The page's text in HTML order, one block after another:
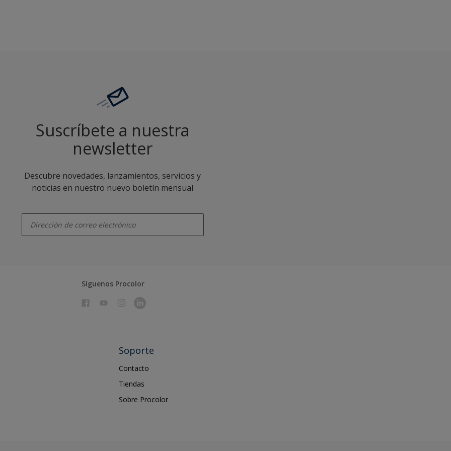
Suscríbete a nuestra
newsletter
Descubre novedades, lanzamientos, servicios y
noticias en nuestro nuevo boletín mensual
Síguenos Procolor
Soporte
Contacto
Tiendas
Sobre Procolor